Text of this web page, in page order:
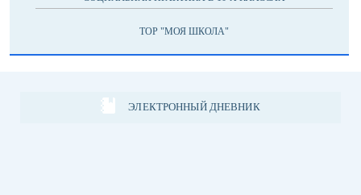
ТОР "МОЯ ШКОЛА"
ЭЛЕКТРОННЫЙ ДНЕВНИК